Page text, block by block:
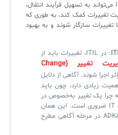
استفاده از مدل ADKAR در ITIL می‌تواند به تسهیل فرآیند انتقال،
تغییرات کمک کند، به طوری که
تغییرات سازگار شوند و به بهبود
: در ITIL، تغییرات باید از
فرآیندهای مدیریت تغییر (Change
اجرا شوند. آگاهی از دلایل
زیادی دارد، چون باید
چرا یک تغییر به‌خصوص در
زیرساخت یا سرویس‌های IT ضروری است. این همان
مفهومی است که مدل ADKAR در مرحله آگاهی مطرح